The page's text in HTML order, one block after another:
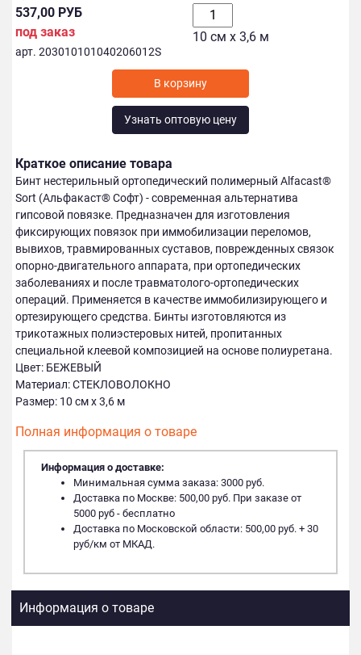
537,00 РУБ
под заказ
арт. 203010101040206012S
10 см х 3,6 м
В корзину
Узнать оптовую цену
Краткое описание товара
Бинт нестерильный ортопедический полимерный Alfacast®
Sort (Альфакаст® Софт) - современная альтернатива
гипсовой повязке. Предназначен для изготовления
фиксирующих повязок при иммобилизации переломов,
вывихов, травмированных суставов, поврежденных связок
опорно-двигательного аппарата, при ортопедических
заболеваниях и после травматолого-ортопедических
операций. Применяется в качестве иммобилизирующего и
ортезирующего средства. Бинты изготовляются из
трикотажных полиэстеровых нитей, пропитанных
специальной клеевой композицией на основе полиуретана.
Цвет: БЕЖЕВЫЙ
Материал: СТЕКЛОВОЛОКНО
Размер: 10 см х 3,6 м
Полная информация о товаре
Информация о доставке:
Минимальная сумма заказа: 3000 руб.
Доставка по Москве: 500,00 руб. При заказе от
5000 руб - бесплатно
Доставка по Московской области: 500,00 руб. + 30
руб/км от МКАД.
Информация о товаре